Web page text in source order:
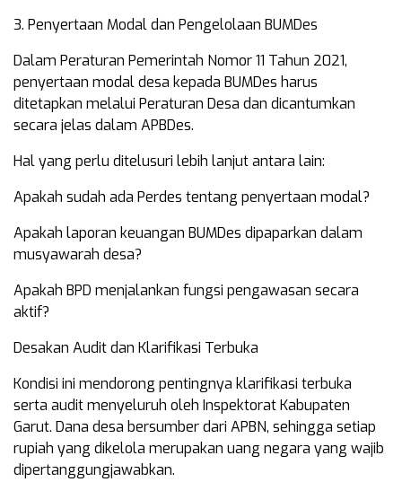
3. Penyertaan Modal dan Pengelolaan BUMDes
Dalam Peraturan Pemerintah Nomor 11 Tahun 2021,
penyertaan modal desa kepada BUMDes harus
ditetapkan melalui Peraturan Desa dan dicantumkan
secara jelas dalam APBDes.
Hal yang perlu ditelusuri lebih lanjut antara lain:
Apakah sudah ada Perdes tentang penyertaan modal?
Apakah laporan keuangan BUMDes dipaparkan dalam
musyawarah desa?
Apakah BPD menjalankan fungsi pengawasan secara
aktif?
Desakan Audit dan Klarifikasi Terbuka
Kondisi ini mendorong pentingnya klarifikasi terbuka
serta audit menyeluruh oleh Inspektorat Kabupaten
Garut. Dana desa bersumber dari APBN, sehingga setiap
rupiah yang dikelola merupakan uang negara yang wajib
dipertanggungjawabkan.